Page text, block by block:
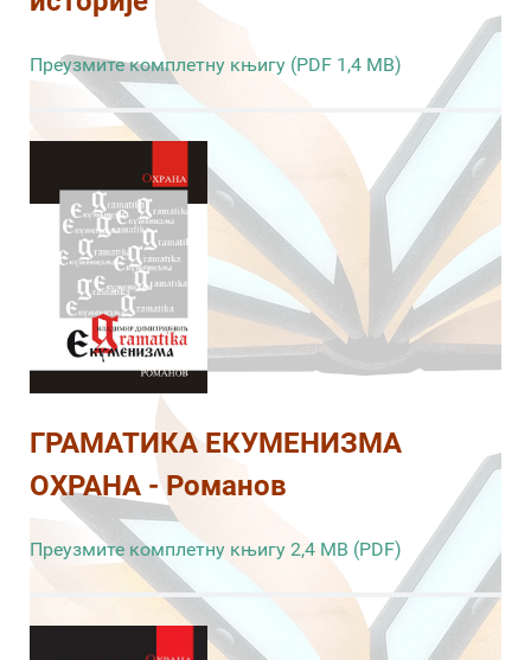
Преузмите комплетну књигу (PDF 1,4 MB)
ГРАМАТИКА ЕКУМЕНИЗМА
ОХРАНА - Романов
Преузмите комплетну књигу 2,4 MB (PDF)